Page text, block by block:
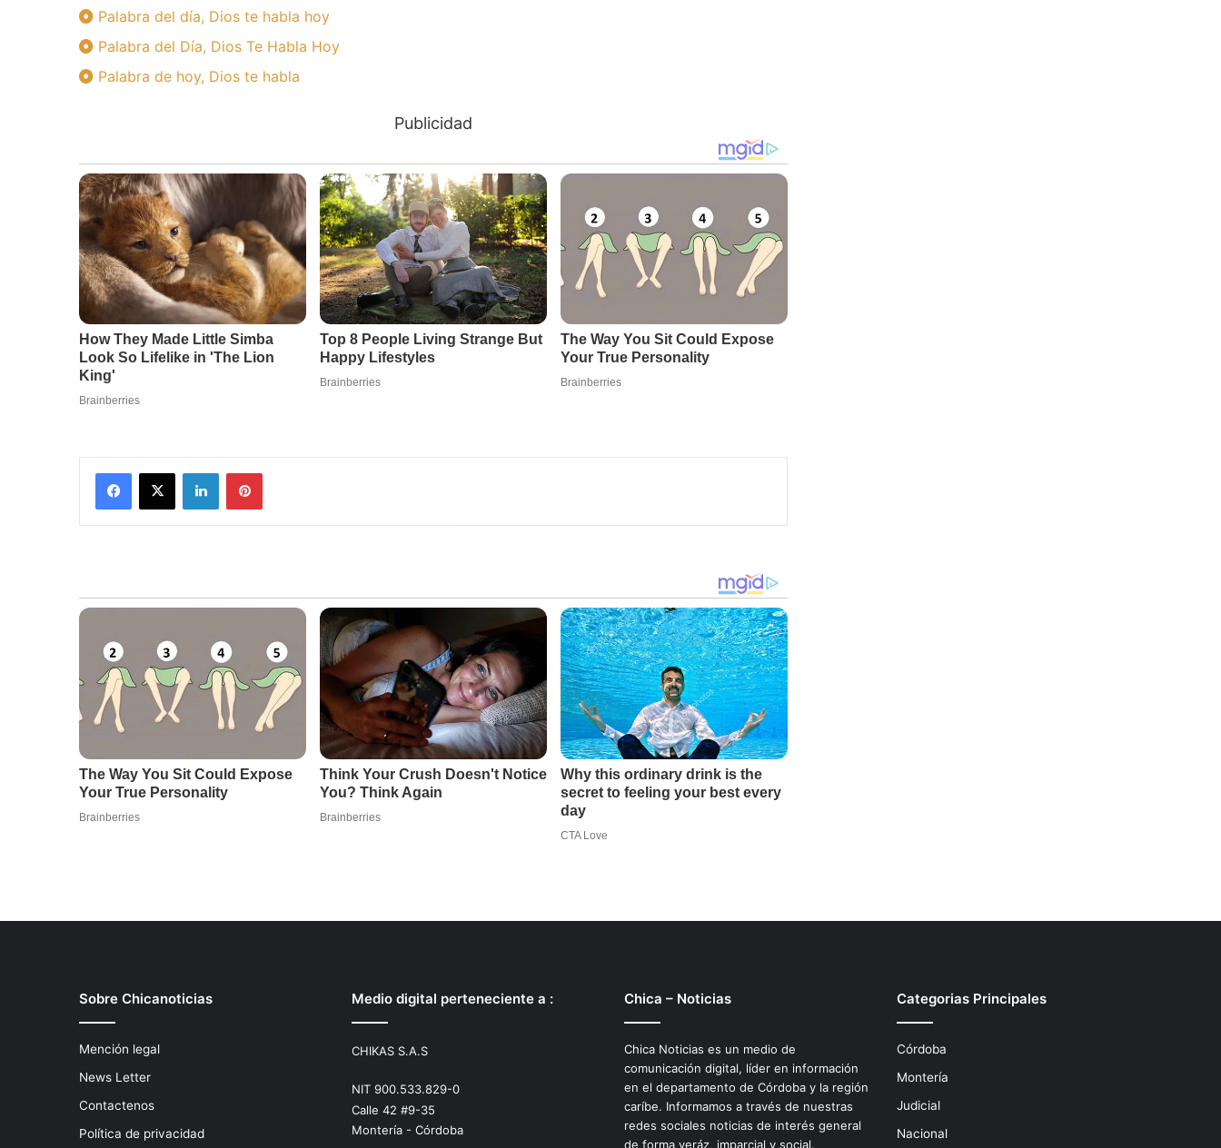
Palabra del día, Dios te habla hoy
Palabra del Día, Dios Te Habla Hoy
Palabra de hoy, Dios te habla
Publicidad
Facebook
X LinkedInPinterest
Sobre Chicanoticias
Mención legal
News Letter
Contactenos
Política de privacidad
Medio digital perteneciente a :
CHIKAS S.A.S
NIT 900.533.829-0
Calle 42 #9-35
Montería - Córdoba
Chica – Noticias
Chica Noticias es un medio de
comunicación digital, líder en información
en el departamento de Córdoba y la región
caríbe. Informamos a través de nuestras
redes sociales noticias de interés general
de forma veráz, imparcial y social.
Categorias Principales
Córdoba
Montería
Judicial
Nacional